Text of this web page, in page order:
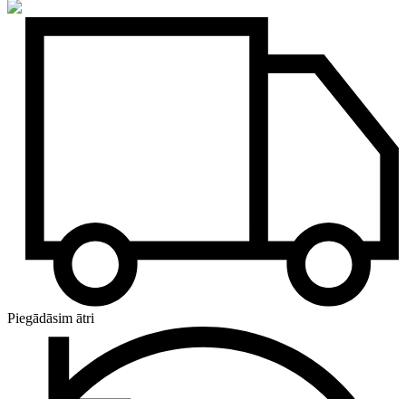
Piegādāsim ātri